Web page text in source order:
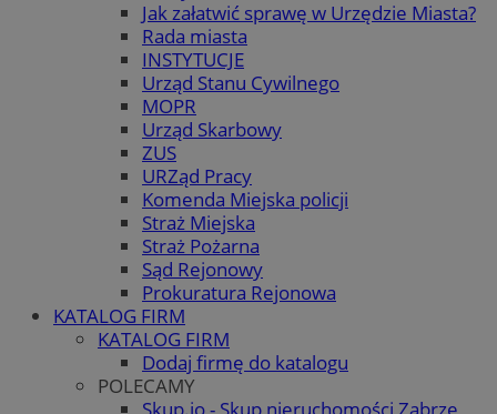
Jak załatwić sprawę w Urzędzie Miasta?
Rada miasta
INSTYTUCJE
Urząd Stanu Cywilnego
MOPR
Urząd Skarbowy
ZUS
URZąd Pracy
Komenda Miejska policji
Straż Miejska
Straż Pożarna
Sąd Rejonowy
Prokuratura Rejonowa
KATALOG FIRM
KATALOG FIRM
Dodaj firmę do katalogu
POLECAMY